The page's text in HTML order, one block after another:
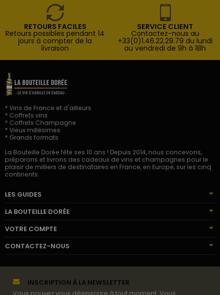
RETOURS FACILES
Retours possibles pendant 14
jours à compter de la
livraison
SERVICE CLIENT
Contactez-nous au
+33(0)1.46.22.29.79 du lundi
au vendredi de 9h à 18h
* Vins de France et d'ailleurs
* Coffrets vins
* Coffrets Champagne
* Vieux millésimes
* Grands formats
La Bouteille Dorée fête ses 10 ans ! Depuis 2014, nous concevons,
préparons et livrons des cadeaux de vins et champagnes pour le
plaisir de milliers de destinataires en France, en Europe, sur les cinq
continents.
LES GUIDES
LA BOUTEILLE DORÉE
VOTRE COMPTE
CONTACTEZ-NOUS
INSCRIPTION À LA NEWSLETTER
Vous pouvez vous désinscrire à tout moment. Vous